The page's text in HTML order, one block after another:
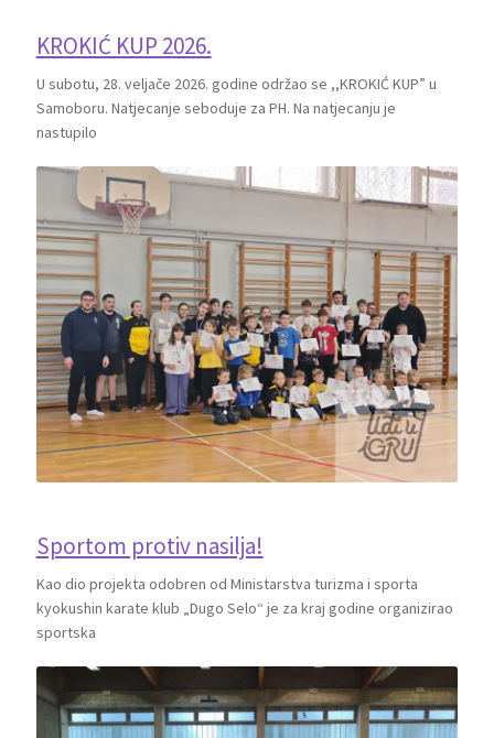
KROKIĆ KUP 2026.
U subotu, 28. veljače 2026. godine održao se ,,KROKIĆ KUP” u
Samoboru. Natjecanje seboduje za PH. Na natjecanju je
nastupilo
Sportom protiv nasilja!
Kao dio projekta odobren od Ministarstva turizma i sporta
kyokushin karate klub „Dugo Selo“ je za kraj godine organizirao
sportska